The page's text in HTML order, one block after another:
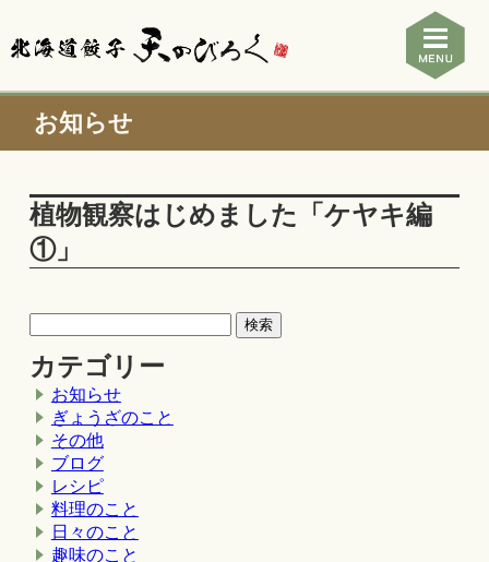
お知らせ
植物観察はじめました「ケヤキ編
①」
カテゴリー
お知らせ
ぎょうざのこと
その他
ブログ
レシピ
料理のこと
日々のこと
趣味のこと